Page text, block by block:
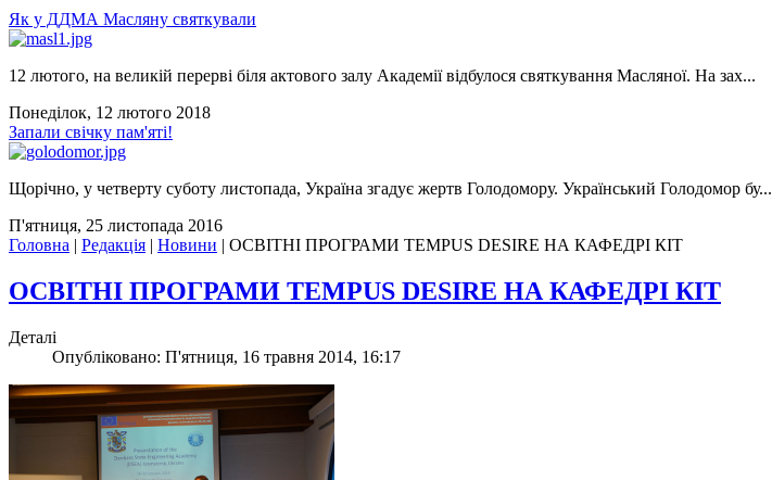
Як у ДДМА Масляну святкували
12 лютого, на великій перерві біля актового залу Академії відбулося святкування Масляної. На зах...
Понеділок, 12 лютого 2018
Запали свічку пам'яті!
Щорічно, у четверту суботу листопада, Україна згадує жертв Голодомору. Український Голодомор бу...
П'ятниця, 25 листопада 2016
Головна | Редакція | Новини | ОСВІТНІ ПРОГРАМИ TEMPUS DESIRE НА КАФЕДРІ КІТ
ОСВІТНІ ПРОГРАМИ TEMPUS DESIRE НА КАФЕДРІ КІТ
Деталі
Опубліковано: П'ятниця, 16 травня 2014, 16:17